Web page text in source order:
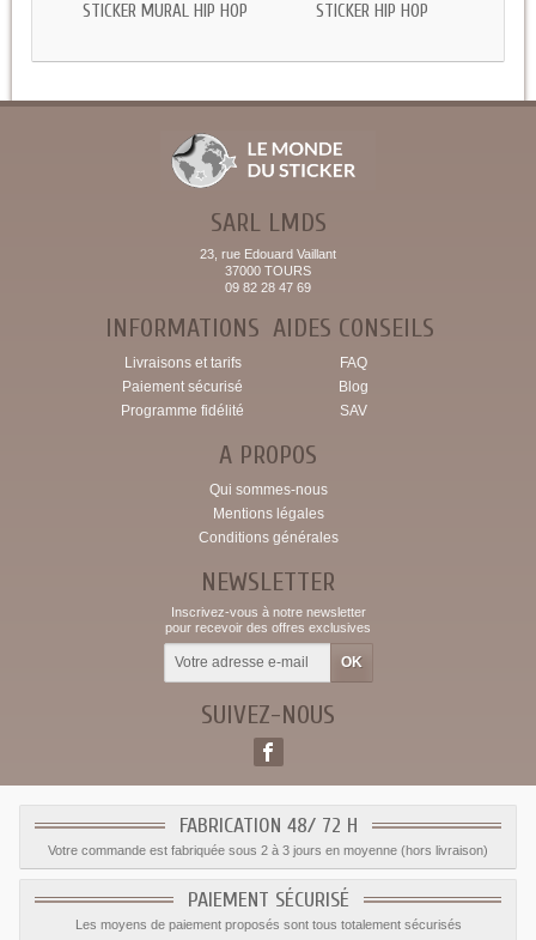
STICKER MURAL HIP HOP STICKER HIP HOP
SARL LMDS
23, rue Edouard Vaillant
37000 TOURS
09 82 28 47 69
INFORMATIONS
Livraisons et tarifs
Paiement sécurisé
Programme fidélité
AIDES CONSEILS
FAQ
Blog
SAV
A PROPOS
Qui sommes-nous
Mentions légales
Conditions générales
NEWSLETTER
Inscrivez-vous à notre newsletter
pour recevoir des offres exclusives
SUIVEZ-NOUS
FABRICATION 48/ 72 H
Votre commande est fabriquée sous 2 à 3 jours en moyenne (hors livraison)
PAIEMENT SÉCURISÉ
Les moyens de paiement proposés sont tous totalement sécurisés